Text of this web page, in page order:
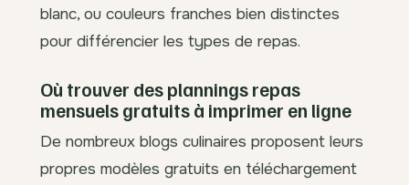
blanc, ou couleurs franches bien distinctes
pour différencier les types de repas.
Où trouver des plannings repas
mensuels gratuits à imprimer en ligne
De nombreux blogs culinaires proposent leurs
propres modèles gratuits en téléchargement